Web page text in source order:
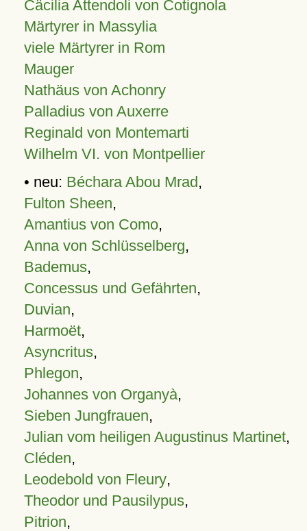
Cäcilia Attendoli von Cotignola
Märtyrer in Massylia
viele Märtyrer in Rom
Mauger
Nathäus von Achonry
Palladius von Auxerre
Reginald von Montemarti
Wilhelm VI. von Montpellier
• neu: Béchara Abou Mrad,
Fulton Sheen,
Amantius von Como,
Anna von Schlüsselberg,
Bademus,
Concessus und Gefährten,
Duvian,
Harmoët,
Asyncritus,
Phlegon,
Johannes von Organyà,
Sieben Jungfrauen,
Julian vom heiligen Augustinus Martinet,
Cléden,
Leodebold von Fleury,
Theodor und Pausilypus,
Pitrion,